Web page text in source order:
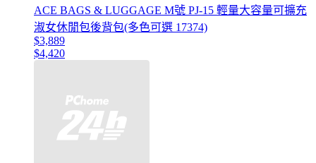
ACE BAGS & LUGGAGE M號 PJ-15 輕量大容量可擴充
淑女休閒包後背包(多色可選 17374)
$3,889
$4,420